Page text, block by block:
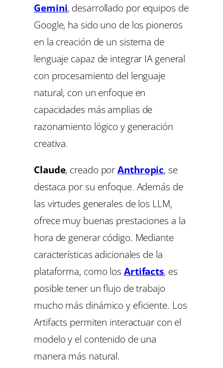
Gemini, desarrollado por equipos de
Google, ha sido uno de los pioneros
en la creación de un sistema de
lenguaje capaz de integrar IA general
con procesamiento del lenguaje
natural, con un enfoque en
capacidades más amplias de
razonamiento lógico y generación
creativa.
Claude, creado porAnthropic, se
destaca por su enfoque. Además de
las virtudes generales de los LLM,
ofrece muy buenas prestaciones a la
hora de generar código. Mediante
características adicionales de la
plataforma, como los Artifacts, es
posible tener un flujo de trabajo
mucho más dinámico y eficiente. Los
Artifacts permiten interactuar con el
modelo y el contenido de una
manera más natural.